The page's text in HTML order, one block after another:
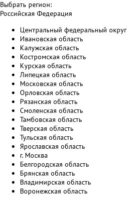
Выбрать регион:
Российская Федерация
Центральный федеральный округ
Ивановская область
Калужская область
Костромская область
Курская область
Липецкая область
Московская область
Орловская область
Рязанская область
Смоленская область
Тамбовская область
Тверская область
Тульская область
Ярославская область
г. Москва
Белгородская область
Брянская область
Владимирская область
Воронежская область